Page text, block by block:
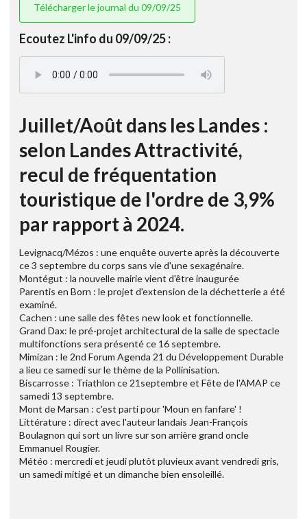
Télécharger le journal du 09/09/25
Ecoutez L'info du 09/09/25 :
Juillet/Août dans les Landes :
selon Landes Attractivité,
recul de fréquentation
touristique de l'ordre de 3,9%
par rapport à 2024.
Levignacq/Mézos : une enquête ouverte après la découverte
ce 3 septembre du corps sans vie d'une sexagénaire.
Montégut : la nouvelle mairie vient d'être inaugurée
Parentis en Born : le projet d'extension de la déchetterie a été
examiné.
Cachen : une salle des fêtes new look et fonctionnelle.
Grand Dax: le pré-projet architectural de la salle de spectacle
multifonctions sera présenté ce 16 septembre.
Mimizan : le 2nd Forum Agenda 21 du Développement Durable
a lieu ce samedi sur le thème de la Pollinisation.
Biscarrosse : Triathlon ce 21septembre et Fête de l'AMAP ce
samedi 13 septembre.
Mont de Marsan : c'est parti pour 'Moun en fanfare' !
Littérature : direct avec l'auteur landais Jean-François
Boulagnon qui sort un livre sur son arrière grand oncle
Emmanuel Rougier.
Météo : mercredi et jeudi plutôt pluvieux avant vendredi gris,
un samedi mitigé et un dimanche bien ensoleillé.